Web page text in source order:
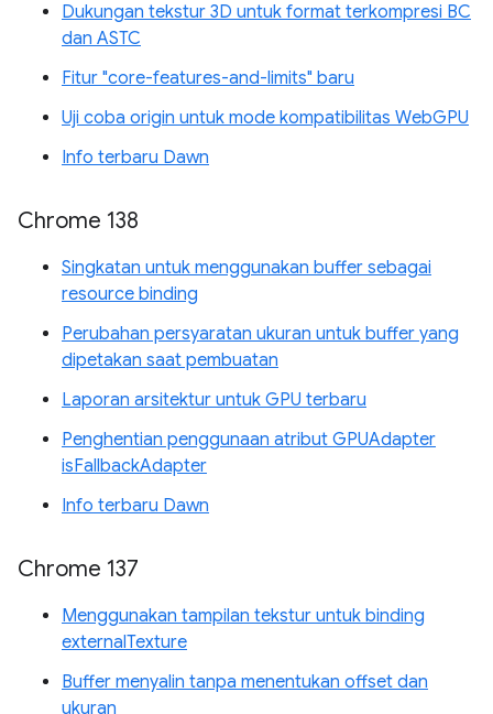
Dukungan tekstur 3D untuk format terkompresi BC
dan ASTC
Fitur "core-features-and-limits" baru
Uji coba origin untuk mode kompatibilitas WebGPU
Info terbaru Dawn
Chrome 138
Singkatan untuk menggunakan buffer sebagai
resource binding
Perubahan persyaratan ukuran untuk buffer yang
dipetakan saat pembuatan
Laporan arsitektur untuk GPU terbaru
Penghentian penggunaan atribut GPUAdapter
isFallbackAdapter
Info terbaru Dawn
Chrome 137
Menggunakan tampilan tekstur untuk binding
externalTexture
Buffer menyalin tanpa menentukan offset dan
ukuran